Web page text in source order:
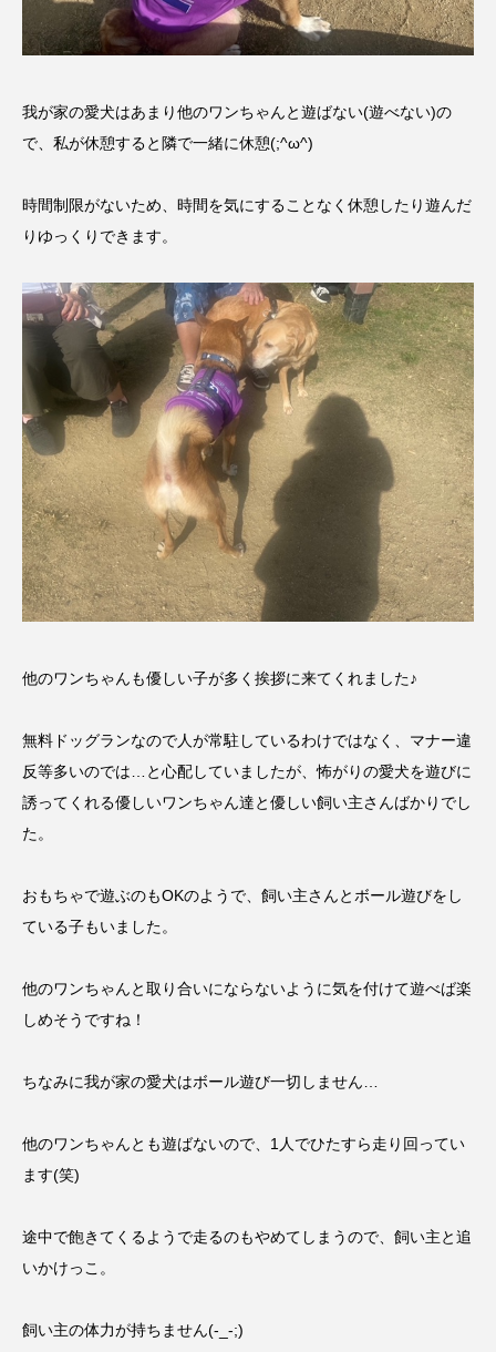
我が家の愛犬はあまり他のワンちゃんと遊ばない(遊べない)の
で、私が休憩すると隣で一緒に休憩(;^ω^)
時間制限がないため、時間を気にすることなく休憩したり遊んだ
りゆっくりできます。
他のワンちゃんも優しい子が多く挨拶に来てくれました♪
無料ドッグランなので人が常駐しているわけではなく、マナー違
反等多いのでは…と心配していましたが、怖がりの愛犬を遊びに
誘ってくれる優しいワンちゃん達と優しい飼い主さんばかりでし
た。
おもちゃで遊ぶのもOKのようで、飼い主さんとボール遊びをし
ている子もいました。
他のワンちゃんと取り合いにならないように気を付けて遊べば楽
しめそうですね！
ちなみに我が家の愛犬はボール遊び一切しません…
他のワンちゃんとも遊ばないので、1人でひたすら走り回ってい
ます(笑)
途中で飽きてくるようで走るのもやめてしまうので、飼い主と追
いかけっこ。
飼い主の体力が持ちません(-_-;)